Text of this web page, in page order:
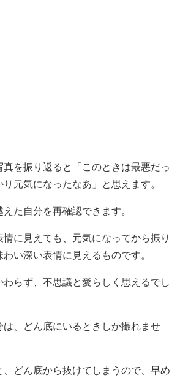
を振り返ると「このときは最悪だっ
元気になったなあ」と思えます。
た自分を再確認できます。
に見えても、元気になってから振り
い深い表情に見えるものです。
わらず、不思議と愛らしく思えるでし
は、どん底にいるときしか撮れませ
、どん底から抜けてしまうので、早め